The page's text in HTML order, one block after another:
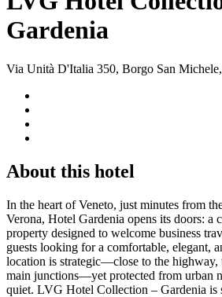
Gardenia
Via Unità D'Italia 350, Borgo San
About this hotel
In the heart of Veneto, just minutes from
Verona, Hotel Gardenia opens its doors: a
property designed to welcome business
guests looking for a comfortable, elegant,
location is strategic—close to the highway,
main junctions—yet protected from urban
quiet. LVG Hotel Collection – Gardenia is